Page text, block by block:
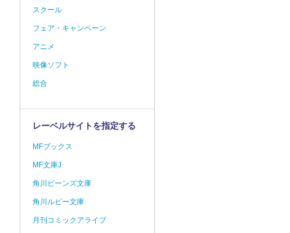
スクール
フェア・キャンペーン
アニメ
映像ソフト
総合
レーベルサイトを指定する
MFブックス
MF文庫J
角川ビーンズ文庫
角川ルビー文庫
月刊コミックアライブ